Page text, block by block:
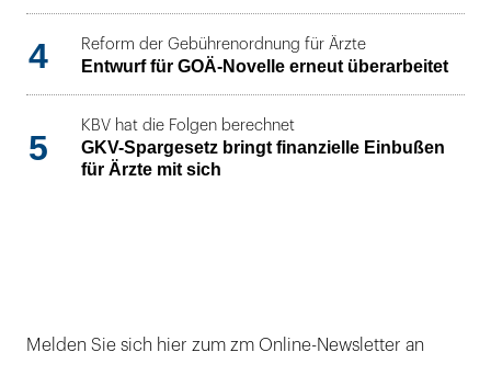
4 Reform der Gebührenordnung für Ärzte
Entwurf für GOÄ-Novelle erneut überarbeitet
5
KBV hat die Folgen berechnet
GKV-Spargesetz bringt finanzielle Einbußen
für Ärzte mit sich
Melden Sie sich hier zum zm Online-Newsletter an